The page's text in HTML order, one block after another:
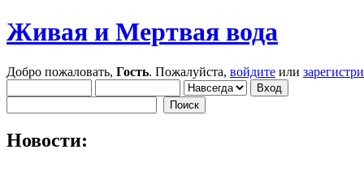
Живая и Мертвая вода
Добро пожаловать, Гость. Пожалуйста, войдите или
Новости: